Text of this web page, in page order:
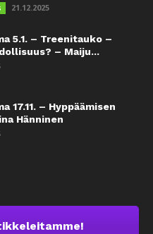
21.12.2025
5.1. – Treenitauko –
– Maiju...
17.11. – Hyppäämisen
Hänninen